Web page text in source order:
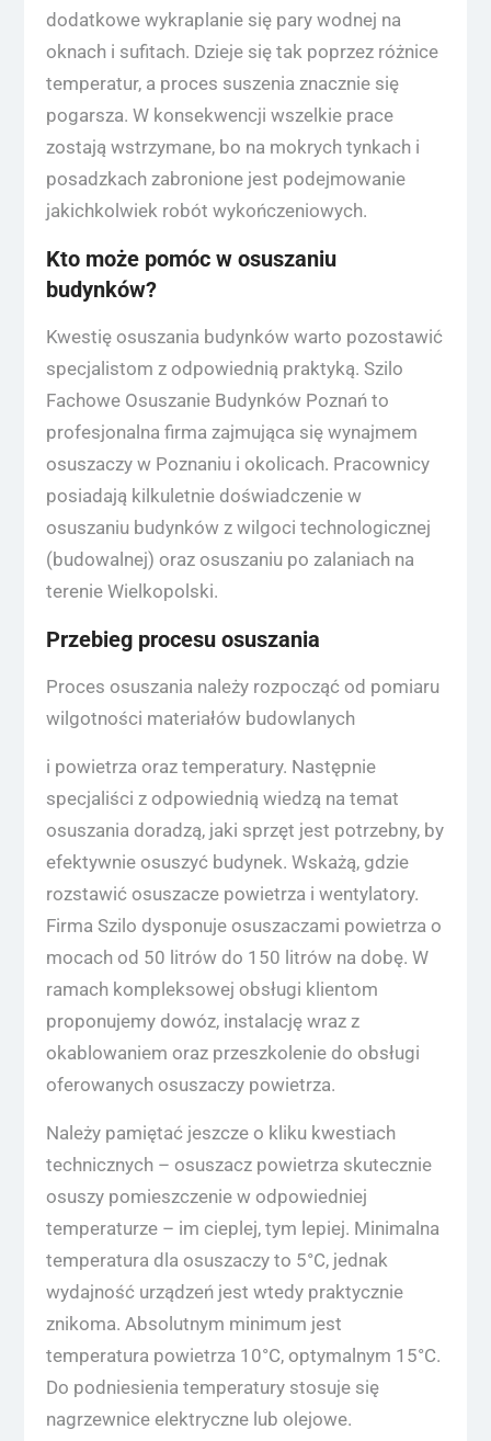
dodatkowe wykraplanie się pary wodnej na
oknach i sufitach. Dzieje się tak poprzez różnice
temperatur, a proces suszenia znacznie się
pogarsza. W konsekwencji wszelkie prace
zostają wstrzymane, bo na mokrych tynkach i
posadzkach zabronione jest podejmowanie
jakichkolwiek robót wykończeniowych.
Kto może pomóc w osuszaniu
budynków?
Kwestię osuszania budynków warto pozostawić
specjalistom z odpowiednią praktyką. Szilo
Fachowe Osuszanie Budynków Poznań to
profesjonalna firma zajmująca się wynajmem
osuszaczy w Poznaniu i okolicach. Pracownicy
posiadają kilkuletnie doświadczenie w
osuszaniu budynków z wilgoci technologicznej
(budowalnej) oraz osuszaniu po zalaniach na
terenie Wielkopolski.
Przebieg procesu osuszania
Proces osuszania należy rozpocząć od pomiaru
wilgotności materiałów budowlanych
i powietrza oraz temperatury. Następnie
specjaliści z odpowiednią wiedzą na temat
osuszania doradzą, jaki sprzęt jest potrzebny, by
efektywnie osuszyć budynek. Wskażą, gdzie
rozstawić osuszacze powietrza i wentylatory.
Firma Szilo dysponuje osuszaczami powietrza o
mocach od 50 litrów do 150 litrów na dobę. W
ramach kompleksowej obsługi klientom
proponujemy dowóz, instalację wraz z
okablowaniem oraz przeszkolenie do obsługi
oferowanych osuszaczy powietrza.
Należy pamiętać jeszcze o kliku kwestiach
technicznych – osuszacz powietrza skutecznie
osuszy pomieszczenie w odpowiedniej
temperaturze – im cieplej, tym lepiej. Minimalna
temperatura dla osuszaczy to 5°C, jednak
wydajność urządzeń jest wtedy praktycznie
znikoma. Absolutnym minimum jest
temperatura powietrza 10°C, optymalnym 15°C.
Do podniesienia temperatury stosuje się
nagrzewnice elektryczne lub olejowe.